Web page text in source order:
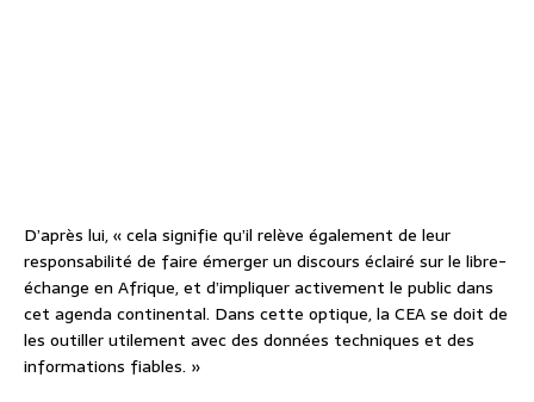
D’après lui, « cela signifie qu’il relève également de leur
responsabilité de faire émerger un discours éclairé sur le libre-
échange en Afrique, et d’impliquer activement le public dans
cet agenda continental. Dans cette optique, la CEA se doit de
les outiller utilement avec des données techniques et des
informations fiables. »